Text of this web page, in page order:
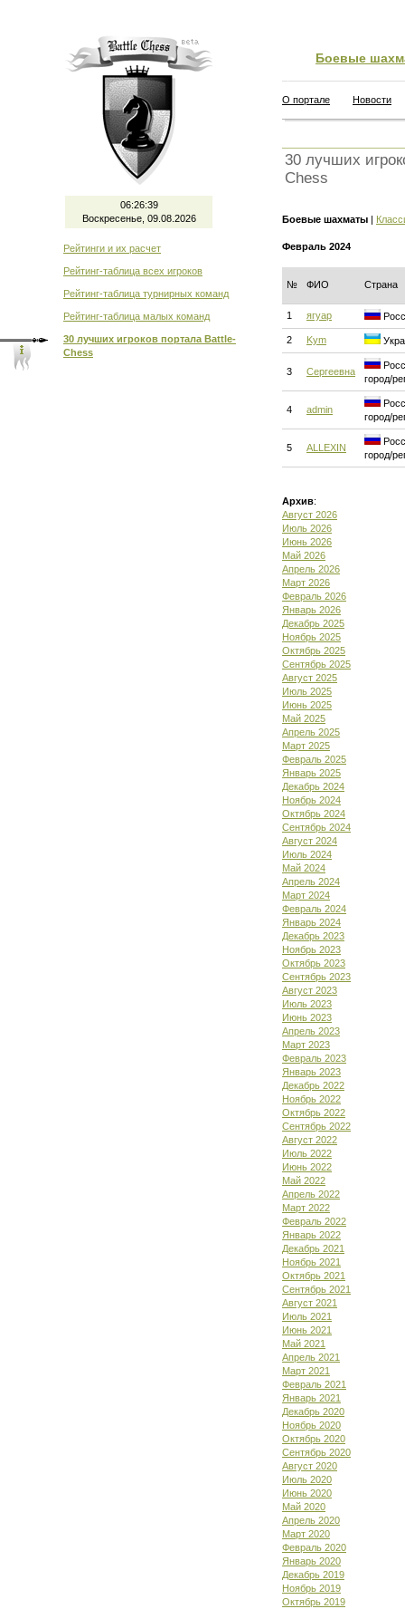
06:26:40
Воскресенье, 09.08.2026
Рейтинги и их расчет
Рейтинг-таблица всех игроков
Рейтинг-таблица турнирных команд
Рейтинг-таблица малых команд
30 лучших игроков портала Battle-
Chess
Боевые
О портале Новости
30 лучших
Chess
Боевые шахматы |
Февраль 2024
№ ФИО Страна
1 ягуар
2 Kym
3 Сергеевна
город/
4 admin
город/
5 ALLEXIN
город/
Архив:
Август 2026
Июль 2026
Июнь 2026
Май 2026
Апрель 2026
Март 2026
Февраль 2026
Январь 2026
Декабрь 2025
Ноябрь 2025
Октябрь 2025
Сентябрь 2025
Август 2025
Июль 2025
Июнь 2025
Май 2025
Апрель 2025
Март 2025
Февраль 2025
Январь 2025
Декабрь 2024
Ноябрь 2024
Октябрь 2024
Сентябрь 2024
Август 2024
Июль 2024
Май 2024
Апрель 2024
Март 2024
Февраль 2024
Январь 2024
Декабрь 2023
Ноябрь 2023
Октябрь 2023
Сентябрь 2023
Август 2023
Июль 2023
Июнь 2023
Апрель 2023
Март 2023
Февраль 2023
Январь 2023
Декабрь 2022
Ноябрь 2022
Октябрь 2022
Сентябрь 2022
Август 2022
Июль 2022
Июнь 2022
Май 2022
Апрель 2022
Март 2022
Февраль 2022
Январь 2022
Декабрь 2021
Ноябрь 2021
Октябрь 2021
Сентябрь 2021
Август 2021
Июль 2021
Июнь 2021
Май 2021
Апрель 2021
Март 2021
Февраль 2021
Январь 2021
Декабрь 2020
Ноябрь 2020
Октябрь 2020
Сентябрь 2020
Август 2020
Июль 2020
Июнь 2020
Май 2020
Апрель 2020
Март 2020
Февраль 2020
Январь 2020
Декабрь 2019
Ноябрь 2019
Октябрь 2019